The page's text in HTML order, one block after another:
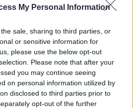
My Personal Information
sale, sharing to third parties, or
or sensitive information for
please use the below opt-out
Please note that after your
you may continue seeing
on personal information utilized by
disclosed to third parties prior to
opt-out of the further
και οι VIPs κοστούμι (ένα